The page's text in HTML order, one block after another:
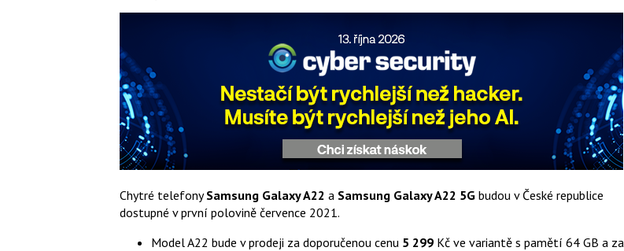
Chytré telefonySamsung Galaxy A22 a Samsung Galaxy A22 5G budou v České republice
dostupné v první polovině července 2021.
Model A22 bude v prodeji za doporučenou cenu 5 299 Kč ve variantě s pamětí 64 GB a za